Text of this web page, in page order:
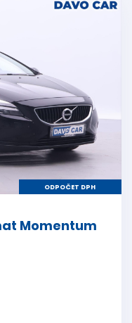
ODPOČET DPH
Momentum